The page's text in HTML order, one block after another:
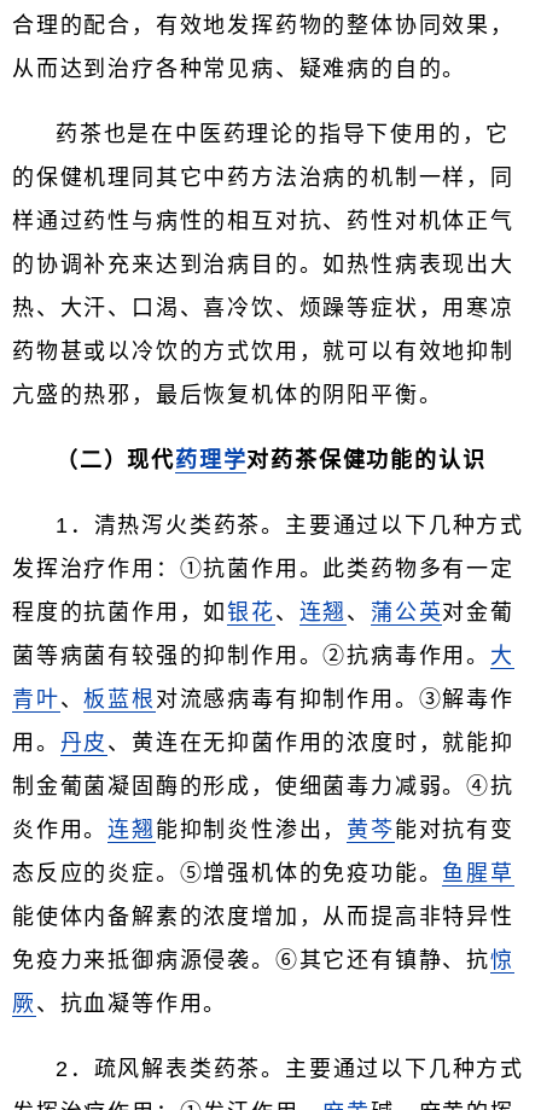
合理的配合，有效地发挥药物的整体协同效果，
从而达到治疗各种常见病、疑难病的自的。
药茶也是在中医药理论的指导下使用的，它
的保健机理同其它中药方法治病的机制一样，同
样通过药性与病性的相互对抗、药性对机体正气
的协调补充来达到治病目的。如热性病表现出大
热、大汗、口渴、喜冷饮、烦躁等症状，用寒凉
药物甚或以冷饮的方式饮用，就可以有效地抑制
亢盛的热邪，最后恢复机体的阴阳平衡。
（二）现代药理学对药茶保健功能的认识
1．清热泻火类药茶。主要通过以下几种方式
发挥治疗作用：①抗菌作用。此类药物多有一定
程度的抗菌作用，如银花、 连翘、 蒲公英对金葡
菌等病菌有较强的抑制作用。②抗病毒作用。 大
青叶、板蓝根 对流感病毒有抑制作用。③解毒作
用。 丹皮 、黄连在无抑菌作用的浓度时，就能抑
制金葡菌凝固酶的形成，使细菌毒力减弱。④抗
炎作用。连翘能抑制炎性渗出， 黄芩能对抗有变
态反应的炎症。⑤增强机体的免疫功能。 鱼腥草
能使体内备解素的浓度增加，从而提高非特异性
免疫力来抵御病源侵袭。⑥其它还有镇静、抗惊
厥 、抗血凝等作用。
2．疏风解表类药茶。主要通过以下几种方式